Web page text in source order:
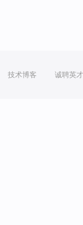
技术博客 诚聘英才